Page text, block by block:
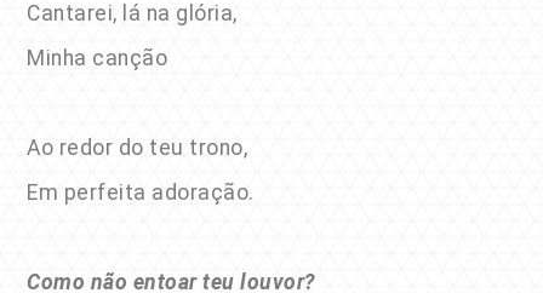
Cantarei, lá na glória,
Minha canção
Ao redor do teu trono,
Em perfeita adoração.
Como não entoar teu louvor?